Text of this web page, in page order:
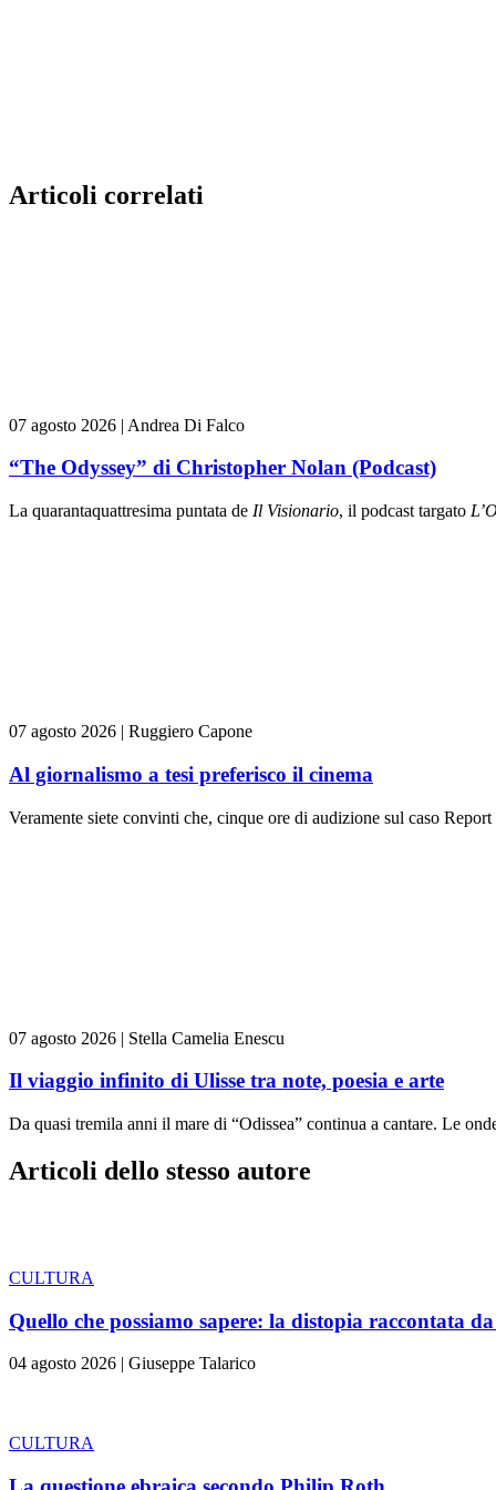
Articoli correlati
07 agosto 2026 | Andrea Di Falco
“The Odyssey” di Christopher Nolan (Podcast)
La quarantaquattresima puntata de Il Visionario, il podcast targato
07 agosto 2026 | Ruggiero Capone
Al giornalismo a tesi preferisco il cinema
Veramente siete convinti che, cinque ore di audizione sul caso
07 agosto 2026 | Stella Camelia Enescu
Il viaggio infinito di Ulisse tra note, poesia e arte
Da quasi tremila anni il mare di “Odissea” continua a cantare. Le
Articoli dello stesso autore
CULTURA
Quello che possiamo sapere: la distopia raccontata
04 agosto 2026 | Giuseppe Talarico
CULTURA